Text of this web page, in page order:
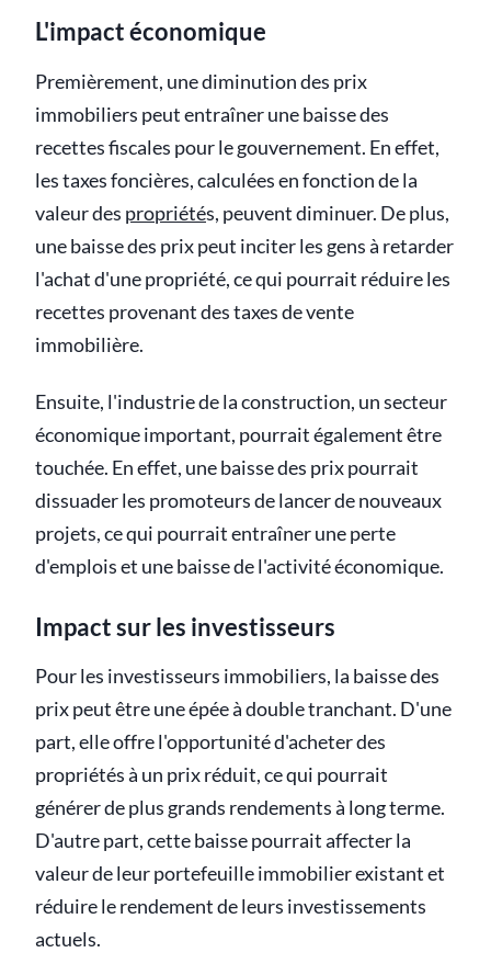
L'impact économique
Premièrement, une diminution des prix
immobiliers peut entraîner une baisse des
recettes fiscales pour le gouvernement. En effet,
les taxes foncières, calculées en fonction de la
valeur des propriétés, peuvent diminuer. De plus,
une baisse des prix peut inciter les gens à retarder
l'achat d'une propriété, ce qui pourrait réduire les
recettes provenant des taxes de vente
immobilière.
Ensuite, l'industrie de la construction, un secteur
économique important, pourrait également être
touchée. En effet, une baisse des prix pourrait
dissuader les promoteurs de lancer de nouveaux
projets, ce qui pourrait entraîner une perte
d'emplois et une baisse de l'activité économique.
Impact sur les investisseurs
Pour les investisseurs immobiliers, la baisse des
prix peut être une épée à double tranchant. D'une
part, elle offre l'opportunité d'acheter des
propriétés à un prix réduit, ce qui pourrait
générer de plus grands rendements à long terme.
D'autre part, cette baisse pourrait affecter la
valeur de leur portefeuille immobilier existant et
réduire le rendement de leurs investissements
actuels.